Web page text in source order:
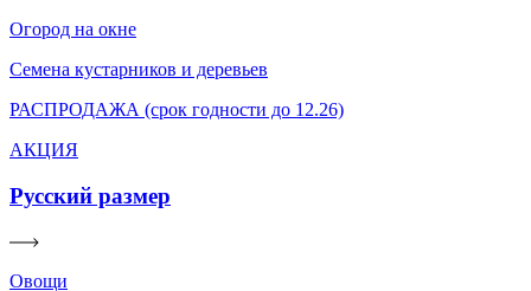
Огород на окне
Семена кустарников и деревьев
РАСПРОДАЖА (срок годности до 12.26)
АКЦИЯ
Русский размер
Овощи